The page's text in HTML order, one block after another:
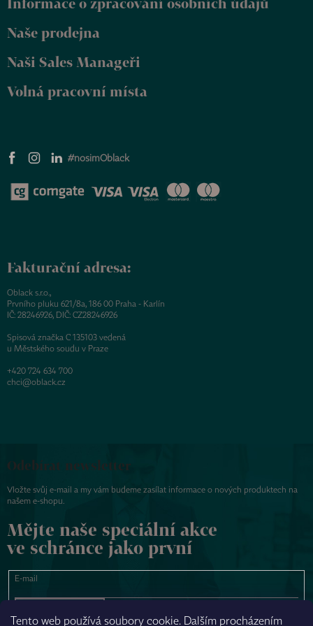
Tento web používá soubory cookie. Dalším procházením
Naše prodejna
Naši Sales Manageři
Volná pracovní místa
#nosimOblack
Fakturační adresa:
Oblack s.r.o.,
Prvního pluku 621/8a, 186 00 Praha - Karlín
IČ: 28246926, DIČ: CZ28246926
Spisová značka C 135103 vedená
u Městského soudu v Praze
+420 724 634 700
chci@oblack.cz
Odebírat newsletter
Vložte svůj e-mail a my vám budeme zasílat informace o nových produktech na
našem e-shopu.
Mějte naše speciální akce
ve schránce jako první
E-mail